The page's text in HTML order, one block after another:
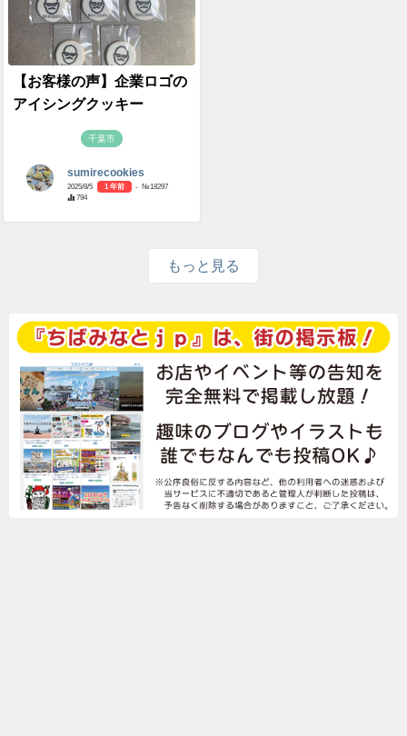
【お客様の声】企業ロゴの
アイシングクッキー
千葉市
sumirecookies
2025/8/5 1 年前
- №18297
794
もっと見る